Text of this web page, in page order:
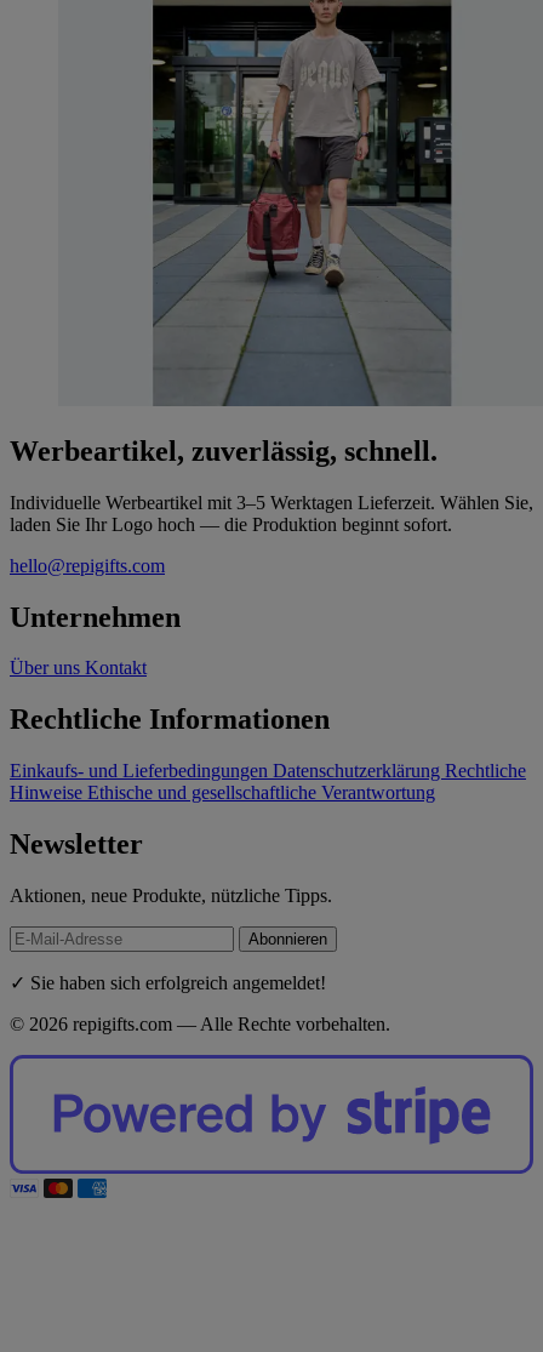
Werbeartikel, zuverlässig, schnell.
Individuelle Werbeartikel mit 3–5 Werktagen Lieferzeit. Wählen Sie,
laden Sie Ihr Logo hoch — die Produktion beginnt sofort.
hello@repigifts.com
Unternehmen
Über uns Kontakt
Rechtliche Informationen
Einkaufs- und Lieferbedingungen Datenschutzerklärung Rechtliche
Hinweise Ethische und gesellschaftliche Verantwortung
Newsletter
Aktionen, neue Produkte, nützliche Tipps.
Abonnieren
✓ Sie haben sich erfolgreich angemeldet!
© 2026 repigifts.com — Alle Rechte vorbehalten.